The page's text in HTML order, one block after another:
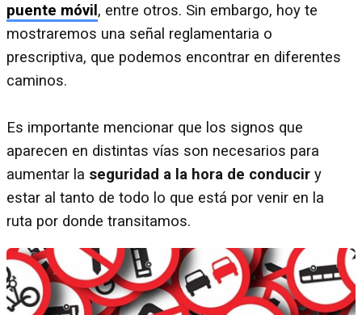
puente móvil , entre otros. Sin embargo, hoy te
mostraremos una señal reglamentaria o
prescriptiva, que podemos encontrar en diferentes
caminos.
Es importante mencionar que los signos que
aparecen en distintas vías son necesarios para
aumentar la seguridad a la hora de conducir y
estar al tanto de todo lo que está por venir en la
ruta por donde transitamos.